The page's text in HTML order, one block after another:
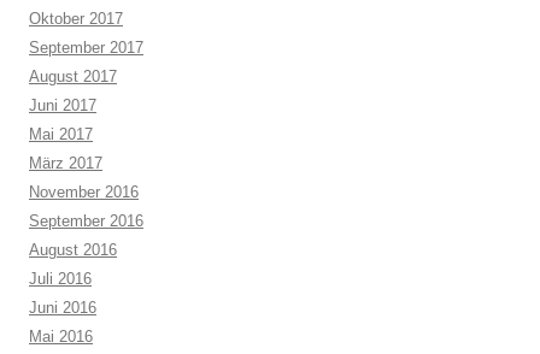
Oktober 2017
September 2017
August 2017
Juni 2017
Mai 2017
März 2017
November 2016
September 2016
August 2016
Juli 2016
Juni 2016
Mai 2016